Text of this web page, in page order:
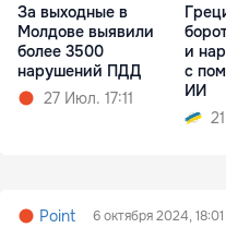
За выходные в
Молдове выявили
более 3500
нарушений ПДД
27 Июл. 17:11
и
с
ИИ
Point 6 октября 2024, 18:01